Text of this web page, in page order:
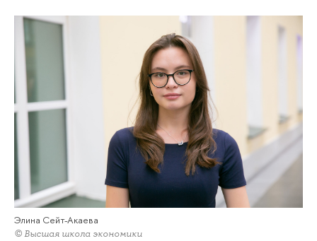
Элина Сейт-Акаева
© Высшая школа экономики